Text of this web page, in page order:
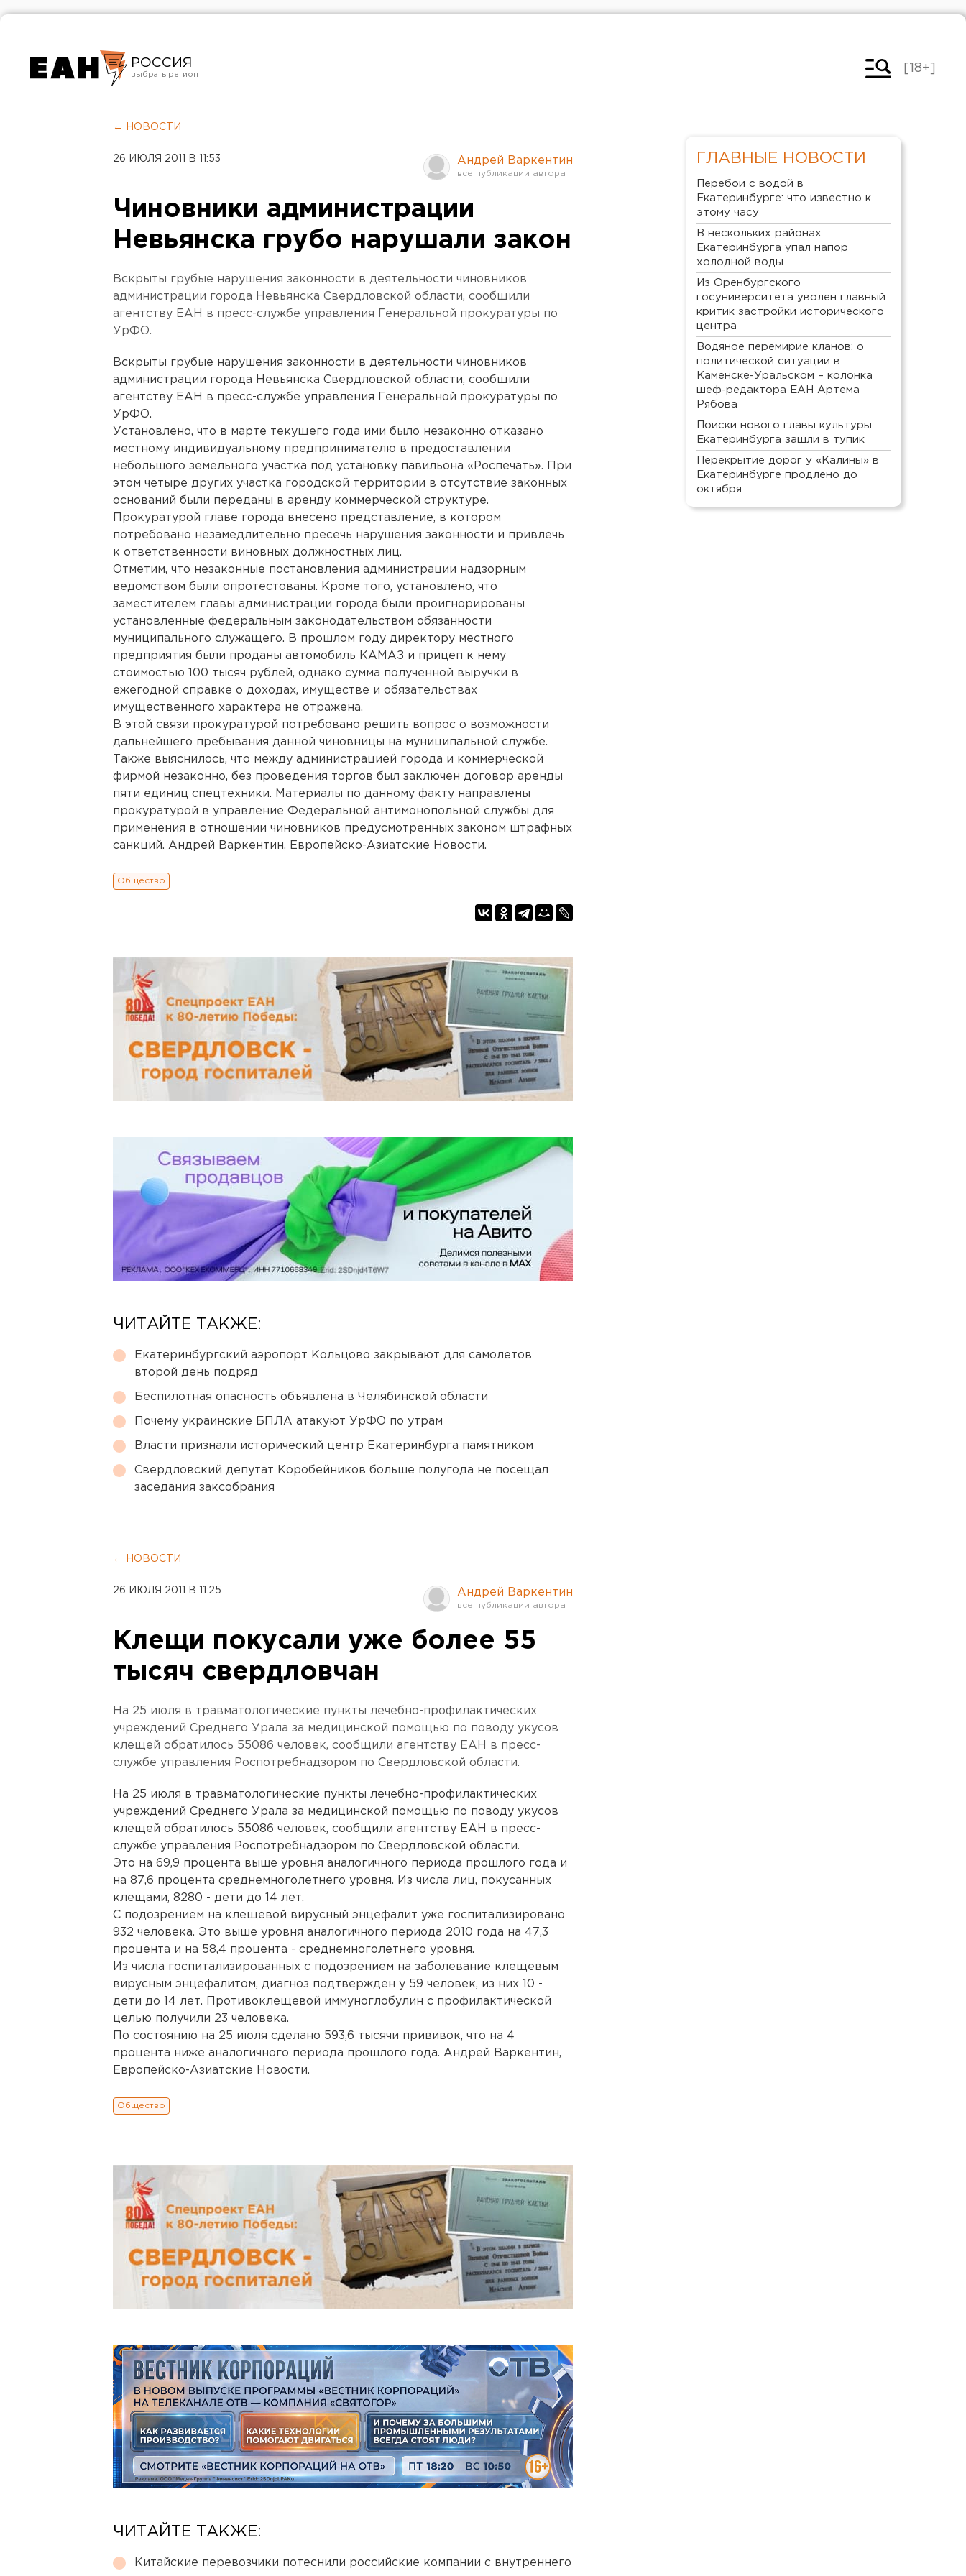
РОССИЯ
Челябинск
[18+]
← НОВОСТИ
26 ИЮЛЯ 2011 В 11:53 Андрей Варкентин
Чиновники администрации
Невьянска грубо нарушали закон
Вскрыты грубые нарушения законности в деятельности чиновников
администрации города Невьянска Свердловской области, сообщили
агентству ЕАН в пресс-службе управления Генеральной прокуратуры по
УрФО.
Вскрыты грубые нарушения законности в деятельности чиновников
администрации города Невьянска Свердловской области, сообщили
агентству ЕАН в пресс-службе управления Генеральной прокуратуры по
УрФО.
Установлено, что в марте текущего года ими было незаконно отказано
местному индивидуальному предпринимателю в предоставлении
небольшого земельного участка под установку павильона «Роспечать». При
этом четыре других участка городской территории в отсутствие законных
оснований были переданы в аренду коммерческой структуре.
Прокуратурой главе города внесено представление, в котором
потребовано незамедлительно пресечь нарушения законности и привлечь
к ответственности виновных должностных лиц.
Отметим, что незаконные постановления администрации надзорным
ведомством были опротестованы. Кроме того, установлено, что
заместителем главы администрации города были проигнорированы
установленные федеральным законодательством обязанности
муниципального служащего. В прошлом году директору местного
предприятия были проданы автомобиль КАМАЗ и прицеп к нему
стоимостью 100 тысяч рублей, однако сумма полученной выручки в
ежегодной справке о доходах, имуществе и обязательствах
имущественного характера не отражена.
В этой связи прокуратурой потребовано решить вопрос о возможности
дальнейшего пребывания данной чиновницы на муниципальной службе.
Также выяснилось, что между администрацией города и коммерческой
фирмой незаконно, без проведения торгов был заключен договор аренды
пяти единиц спецтехники. Материалы по данному факту направлены
прокуратурой в управление Федеральной антимонопольной службы для
применения в отношении чиновников предусмотренных законом штрафных
санкций. Андрей Варкентин, Европейско-Азиатские Новости.
Общество
ЧИТАЙТЕ ТАКЖЕ:
Екатеринбургский аэропорт Кольцово закрывают для самолетов
второй день подряд
Беспилотная опасность объявлена в Челябинской области
Почему украинские БПЛА атакуют УрФО по утрам
Власти признали исторический центр Екатеринбурга памятником
Свердловский депутат Коробейников больше полугода не посещал
заседания заксобрания
← НОВОСТИ
26 ИЮЛЯ 2011 В 11:25 Андрей Варкентин
Клещи покусали уже более 55
тысяч свердловчан
На 25 июля в травматологические пункты лечебно-профилактических
учреждений Среднего Урала за медицинской помощью по поводу укусов
клещей обратилось 55086 человек, сообщили агентству ЕАН в пресс-
службе управления Роспотребнадзором по Свердловской области.
На 25 июля в травматологические пункты лечебно-профилактических
учреждений Среднего Урала за медицинской помощью по поводу укусов
клещей обратилось 55086 человек, сообщили агентству ЕАН в пресс-
службе управления Роспотребнадзором по Свердловской области.
Это на 69,9 процента выше уровня аналогичного периода прошлого года и
на 87,6 процента среднемноголетнего уровня. Из числа лиц, покусанных
клещами, 8280 - дети до 14 лет.
С подозрением на клещевой вирусный энцефалит уже госпитализировано
932 человека. Это выше уровня аналогичного периода 2010 года на 47,3
процента и на 58,4 процента - среднемноголетнего уровня.
Из числа госпитализированных с подозрением на заболевание клещевым
вирусным энцефалитом, диагноз подтвержден у 59 человек, из них 10 -
дети до 14 лет. Противоклещевой иммуноглобулин с профилактической
целью получили 23 человека.
По состоянию на 25 июля сделано 593,6 тысячи прививок, что на 4
процента ниже аналогичного периода прошлого года. Андрей Варкентин,
Европейско-Азиатские Новости.
Общество
ЧИТАЙТЕ ТАКЖЕ:
Китайские перевозчики потеснили российские компании с внутреннего
ГЛАВНЫЕ НОВОСТИ
Перебои с водой в
Екатеринбурге: что известно к
этому часу
В нескольких районах
Екатеринбурга упал напор
холодной воды
Из Оренбургского
госуниверситета уволен главный
критик застройки исторического
центра
Водяное перемирие кланов: о
политической ситуации в
Каменске-Уральском – колонка
шеф-редактора ЕАН Артема
Рябова
Поиски нового главы культуры
Екатеринбурга зашли в тупик
Перекрытие дорог у «Калины» в
Екатеринбурге продлено до
октября